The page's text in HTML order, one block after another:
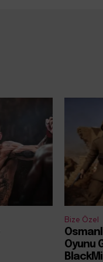
Bize Özel
Oyunu